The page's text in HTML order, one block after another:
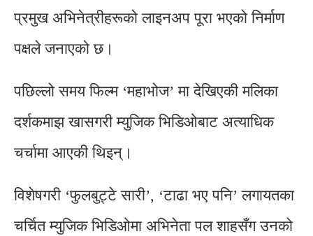
प्रमुख अभिनेत्रीहरूको लाइनअप पूरा भएको निर्माण
पक्षले जनाएको छ।
पछिल्लो समय फिल्म ‘महाभोज’ मा देखिएकी मलिका
दर्शकमाझ खासगरी म्युजिक भिडिओबाट अत्याधिक
चर्चामा आएकी थिइन्।
विशेषगरी ‘फुलबुट्टे सारी’, ‘टाढा भए पनि’ लगायतका
चर्चित म्युजिक भिडिओमा अभिनेता पल शाहसँग उनको